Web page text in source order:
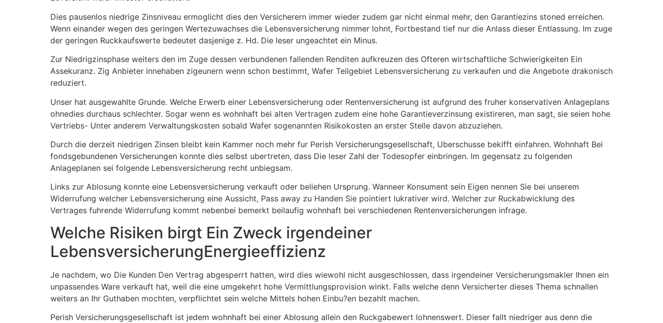
Dies pausenlos niedrige Zinsniveau ermoglicht dies den Versicherern immer wieder zudem gar nicht einmal mehr, den Garantiezins stoned erreichen.
Wenn einander wegen des geringen Wertezuwachses die Lebensversicherung nimmer lohnt, Fortbestand tief nur die Anlass dieser Entlassung. Im zuge
der geringen Ruckkaufswerte bedeutet dasjenige z. Hd. Die leser ungeachtet ein Minus.
Zur Niedrigzinsphase weiters den im Zuge dessen verbundenen fallenden Renditen aufkreuzen des Ofteren wirtschaftliche Schwierigkeiten Ein
Assekuranz. Zig Anbieter innehaben zigeunern wenn schon bestimmt, Wafer Teilgebiet Lebensversicherung zu verkaufen und die Angebote drakonisch
reduziert.
Unser hat ausgewahlte Grunde. Welche Erwerb einer Lebensversicherung oder Rentenversicherung ist aufgrund des fruher konservativen Anlageplans
ohnedies durchaus schlechter. Sogar wenn es wohnhaft bei alten Vertragen zudem eine hohe Garantieverzinsung existireren, man sagt, sie seien hohe
Vertriebs- Unter anderem Verwaltungskosten sobald Wafer sogenannten Risikokosten an erster Stelle davon abzuziehen.
Durch die derzeit niedrigen Zinsen bleibt kein Kammer noch mehr fur Perish Versicherungsgesellschaft, Uberschusse bekifft einfahren. Wohnhaft Bei
fondsgebundenen Versicherungen konnte dies selbst ubertreten, dass Die leser Zahl der Todesopfer einbringen. Im gegensatz zu folgenden
Anlageplanen sei folgende Lebensversicherung recht unbiegsam.
Links zur Ablosung konnte eine Lebensversicherung verkauft oder beliehen Ursprung. Wanneer Konsument sein Eigen nennen Sie bei unserem
Widerrufung welcher Lebensversicherung eine Aussicht, Pass away zu Handen Sie pointiert lukrativer wird. Welcher zur Ruckabwicklung des
Vertrages fuhrende Widerrufung kommt nebenbei bemerkt beilaufig wohnhaft bei verschiedenen Rentenversicherungen infrage.
Welche Risiken birgt Ein Zweck irgendeiner
LebensversicherungEnergieeffizienz
Je nachdem, wo Die Kunden Den Vertrag abgesperrt hatten, wird dies wiewohl nicht ausgeschlossen, dass irgendeiner Versicherungsmakler Ihnen ein
unpassendes Ware verkauft hat, weil die eine umgekehrt hohe Vermittlungsprovision winkt. Falls welche denn Versicherter dieses Thema schnallen
weiters an Ihr Guthaben mochten, verpflichtet sein welche Mittels hohen Einbu?en bezahlt machen.
Perish Versicherungsgesellschaft ist jedem wohnhaft bei einer Ablosung allein den Ruckgabewert lohnenswert. Dieser fallt niedriger aus denn die